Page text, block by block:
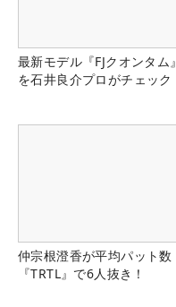
最新モデル『FJクオンタム』
を石井良介プロがチェック
仲宗根澄香が平均パット数
『TRTL』で6人抜き！